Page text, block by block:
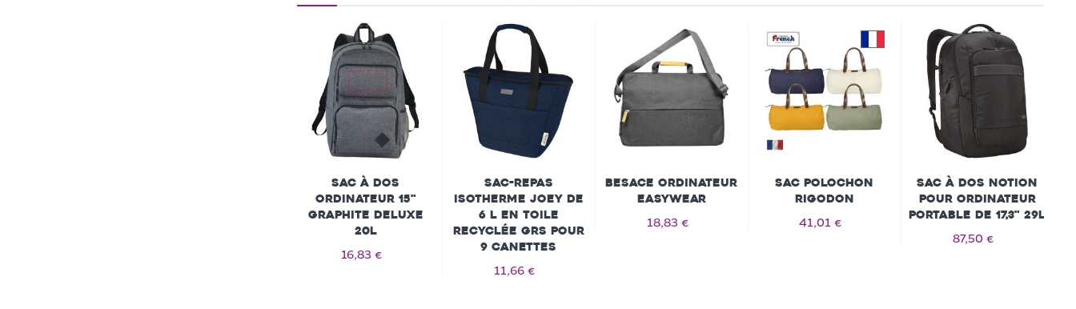
Sac à dos
ordinateur 15"
Graphite Deluxe
20L
16,83 €
Sac-repas
isotherme Joey de
6 L en toile
recyclée GRS pour
9 canettes
11,66 €
Besace ordinateur
EASYWEAR
18,83 €
Sac polochon
RIGODON
41,01 €
Sac à dos Notion
pour ordinateur
portable de 17,3" 29L
87,50 €